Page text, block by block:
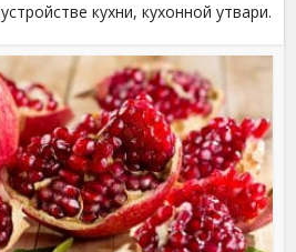
кухни, кухонной утвари.